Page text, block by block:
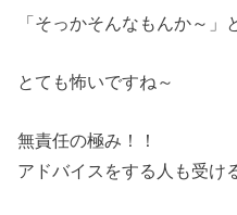
「そっかそんなもんか～
とても怖いですね～
無責任の極み！！
アドバイスをする人も受け